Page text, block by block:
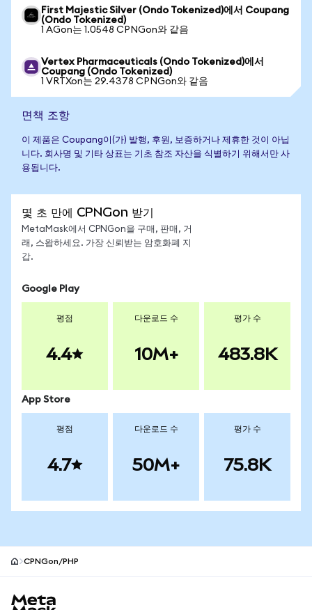
First Majestic Silver (Ondo Tokenized)에서 Coupang
(Ondo Tokenized)
1 AGon는 1.0548 CPNGon와 같음
Vertex Pharmaceuticals (Ondo Tokenized)에서
Coupang (Ondo Tokenized)
1 VRTXon는 29.4378 CPNGon와 같음
면책 조항
이 제품은 Coupang이(가) 발행, 후원, 보증하거나 제휴한 것이 아닙
니다. 회사명 및 기타 상표는 기초 참조 자산을 식별하기 위해서만 사
용됩니다.
몇 초 만에 CPNGon 받기
MetaMask에서 CPNGon을 구매, 판매, 거
래, 스왑하세요. 가장 신뢰받는 암호화폐 지
갑.
Google Play
평점
4.4
다운로드 수
10M+
평가 수
483.8K
App Store
평점
4.7
다운로드 수
50M+
평가 수
75.8K
CPNGon/PHP